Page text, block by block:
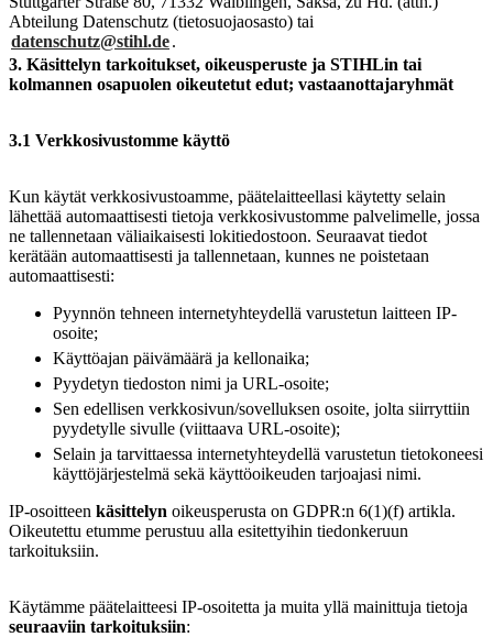
Abteilung Datenschutz (tietosuojaosasto) tai
datenschutz@stihl.de.
3. Käsittelyn tarkoitukset, oikeusperuste ja STIHLin tai
kolmannen osapuolen oikeutetut edut; vastaanottajaryhmät
3.1 Verkkosivustomme käyttö
Kun käytät verkkosivustoamme, päätelaitteellasi käytetty selain
lähettää automaattisesti tietoja verkkosivustomme palvelimelle, jossa
ne tallennetaan väliaikaisesti lokitiedostoon. Seuraavat tiedot
kerätään automaattisesti ja tallennetaan, kunnes ne poistetaan
automaattisesti:
Pyynnön tehneen internetyhteydellä varustetun laitteen IP-
osoite;
Käyttöajan päivämäärä ja kellonaika;
Pyydetyn tiedoston nimi ja URL-osoite;
Sen edellisen verkkosivun/sovelluksen osoite, jolta siirryttiin
pyydetylle sivulle (viittaava URL-osoite);
Selain ja tarvittaessa internetyhteydellä varustetun tietokoneesi
käyttöjärjestelmä sekä käyttöoikeuden tarjoajasi nimi.
IP-osoitteen käsittelyn oikeusperusta on GDPR:n 6(1)(f) artikla.
Oikeutettu etumme perustuu alla esitettyihin tiedonkeruun
tarkoituksiin.
Käytämme päätelaitteesi IP-osoitetta ja muita yllä mainittuja tietoja
seuraaviin tarkoituksiin: